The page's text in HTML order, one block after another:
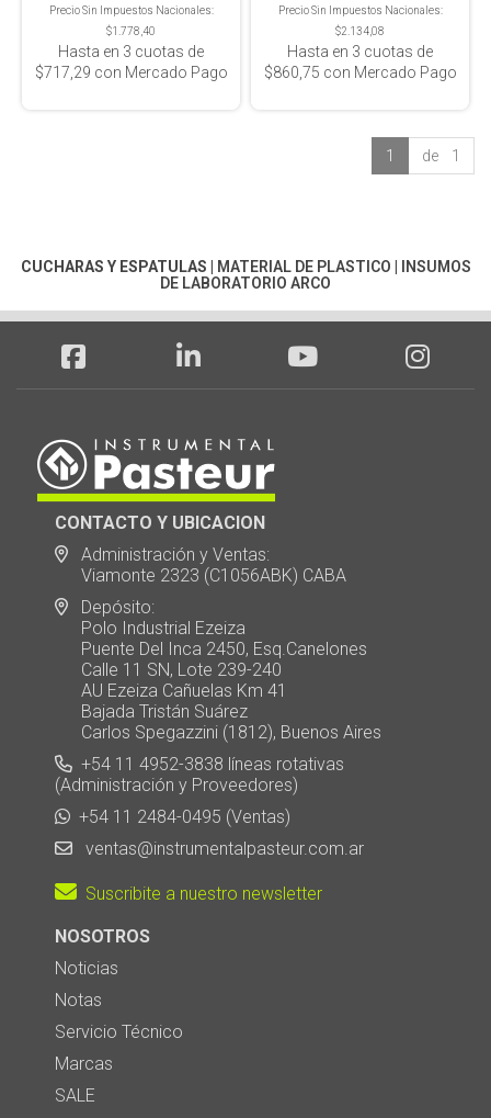
Precio Sin Impuestos Nacionales:
$1.778,40
Hasta en 3 cuotas de
$717,29 con Mercado Pago
Precio Sin Impuestos Nacionales:
$2.134,08
Hasta en 3 cuotas de
$860,75 con Mercado Pago
1 de 1
CUCHARAS Y ESPATULAS MATERIAL DE PLASTICO
INSUMOS
DE LABORATORIO ARCO
CONTACTO Y UBICACION
Administración y Ventas:
Viamonte 2323 (C1056ABK) CABA
Depósito:
Polo Industrial Ezeiza
Puente Del Inca 2450, Esq.Canelones
Calle 11 SN, Lote 239-240
AU Ezeiza Cañuelas Km 41
Bajada Tristán Suárez
Carlos Spegazzini (1812), Buenos Aires
+54 11 4952-3838 líneas rotativas
(Administración y Proveedores)
+54 11 2484-0495 (Ventas)
ventas@instrumentalpasteur.com.ar
Suscribite a nuestro newsletter
NOSOTROS
Noticias
Notas
Servicio Técnico
Marcas
SALE